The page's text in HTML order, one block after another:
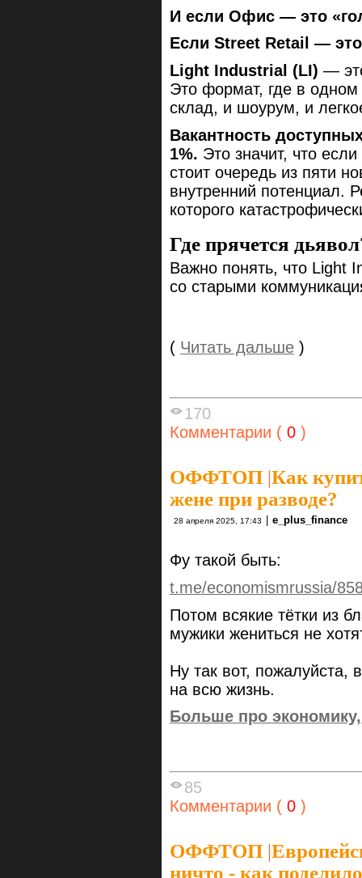
И если Офис — это
Если Street Retail —
Light Industrial (LI) —
Это формат, где в одном
склад, и шоурум, и
Вакантность
1%. Это значит, что
стоит очередь из пяти
внутренний потенциал.
которого
Где прячется
Важно понять, что Light
со старыми
( Читать дальше )
170
Комментарии ( 0 )
ОФФТОП |Как
жене при разводе?
28 апреля 2025, 17:43 e_plus_finance
Фу такой быть:
t.me/economismrussia/
Потом всякие тётки из
мужики жениться не
Ну так вот, пожалуйста,
на всю жизнь.
Больше про
85
Комментарии ( 0 )
ОФФТОП |
ничто - как